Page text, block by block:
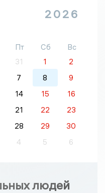
2026
Пт Сб
Вс
31 1
2
7 8
9
14 15
16
21 22
23
28 29
30
4 5 6
людей